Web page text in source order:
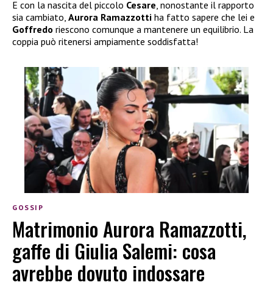
E con la nascita del piccolo Cesare, nonostante il rapporto
sia cambiato, Aurora Ramazzotti ha fatto sapere che lei e
Goffredo riescono comunque a mantenere un equilibrio. La
coppia può ritenersi ampiamente soddisfatta!
GOSSIP
Matrimonio Aurora Ramazzotti,
gaffe di Giulia Salemi: cosa
avrebbe dovuto indossare